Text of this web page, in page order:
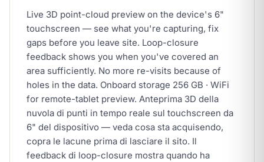
Live 3D point-cloud preview on the device's 6"
touchscreen — see what you're capturing, fix
gaps before you leave site. Loop-closure
feedback shows you when you've covered an
area sufficiently. No more re-visits because of
holes in the data. Onboard storage 256 GB · WiFi
for remote-tablet preview. Anteprima 3D della
nuvola di punti in tempo reale sul touchscreen da
6" del dispositivo — veda cosa sta acquisendo,
copra le lacune prima di lasciare il sito. Il
feedback di loop-closure mostra quando ha